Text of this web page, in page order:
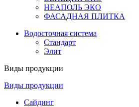
НЕАПОЛЬ ЭКО
ФАСАДНАЯ ПЛИТКА
Водосточная система
Стандарт
Элит
Виды продукции
Виды продукции
Сайдинг